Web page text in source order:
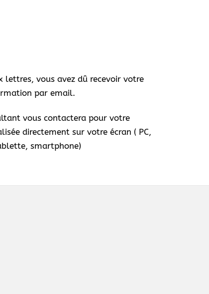
lettres, vous avez dû recevoir votre
par email.
vous contactera pour votre
directement sur votre écran ( PC,
smartphone)